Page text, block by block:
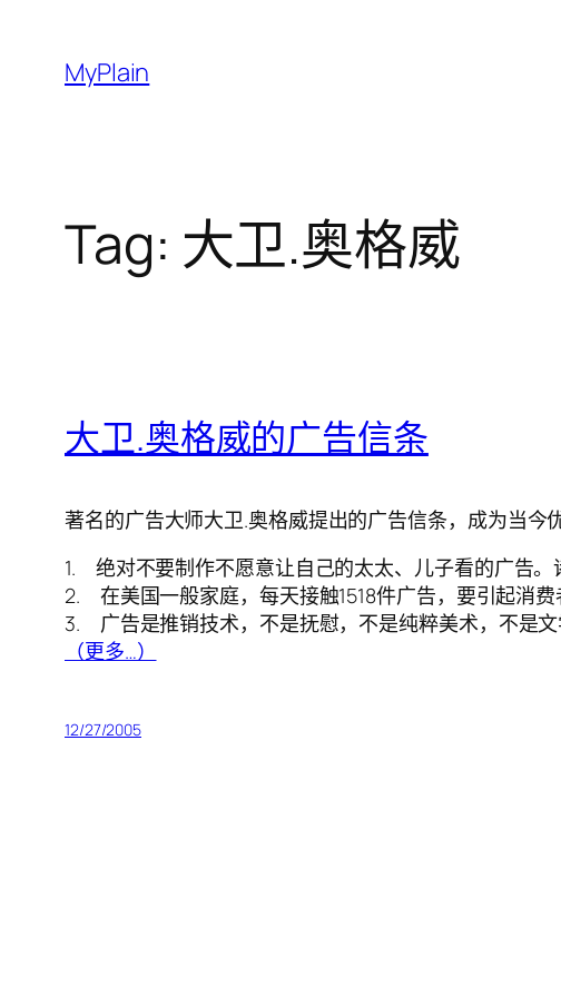
content
MyPlain
Tag: 大卫.奥格威
大卫.奥格威的广告信条
著名的广告大师大卫.奥格威提出的广告信条，成为当今
1. 绝对不要制作不愿意让自己的太太、儿子看的广告。
2. 在美国一般家庭，每天接触1518件广告，要引起消
3. 广告是推销技术，不是抚慰，不是纯粹美术，不是
（更多…）
12/27/2005